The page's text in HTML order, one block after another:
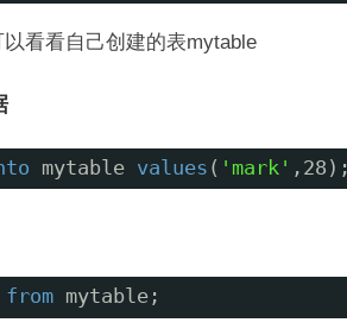
看看自己创建的表mytable
mytable values ( 'mark'
from mytable;